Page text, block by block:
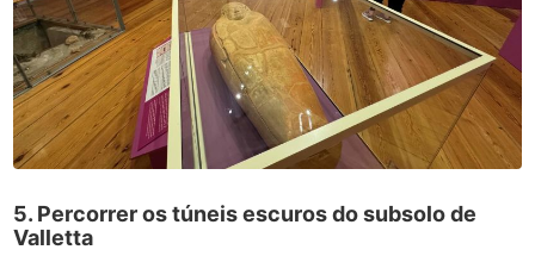
5. Percorrer os túneis escuros do subsolo de
Valletta